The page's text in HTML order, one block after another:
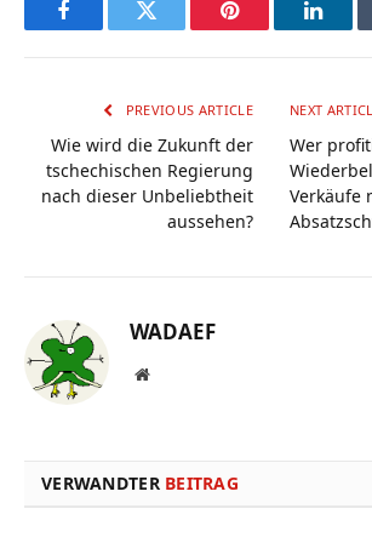
FacebookTwitter Pinterest
PREVIOUS ARTICLE
Wie wird die Zukunft der
tschechischen Regierung
nach dieser Unbeliebtheit
aussehen?
NEXT
Wer
Verkäufe
WADAEF
Website
VERWANDTER BEITRAG